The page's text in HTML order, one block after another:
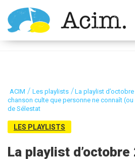
Ouvrir la barre
ACIM / Les playlists /La playlist d’octobre
chanson culte que personne ne connaît
de Sélestat
LES PLAYLISTS
La playlist d’octobre